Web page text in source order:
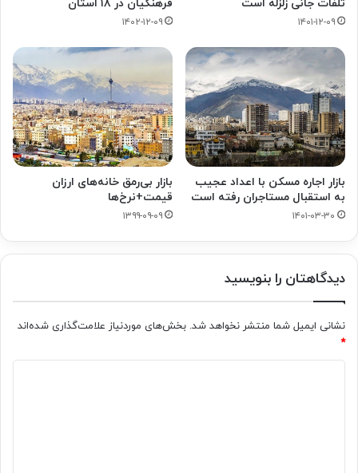
تلفات جانی زلزله است
۱۴۰۱-۱۲-۰۹
فرهنگیان در ۱۸ استان
۱۴۰۲-۱۲-۰۹
بازار اجاره مسکن با اعداد عجیب
به استقبال مستاجران رفته است
۱۴۰۱-۰۳-۳۰
بازار بی‌رمق خانه‌های ارزان
قیمت+نرخ‌ها
۱۳۹۹-۰۹-۰۹
دیدگاهتان را بنویسید
نشانی ایمیل شما منتشر نخواهد شد. بخش‌های موردنیاز علامت‌گذاری شده‌اند
*